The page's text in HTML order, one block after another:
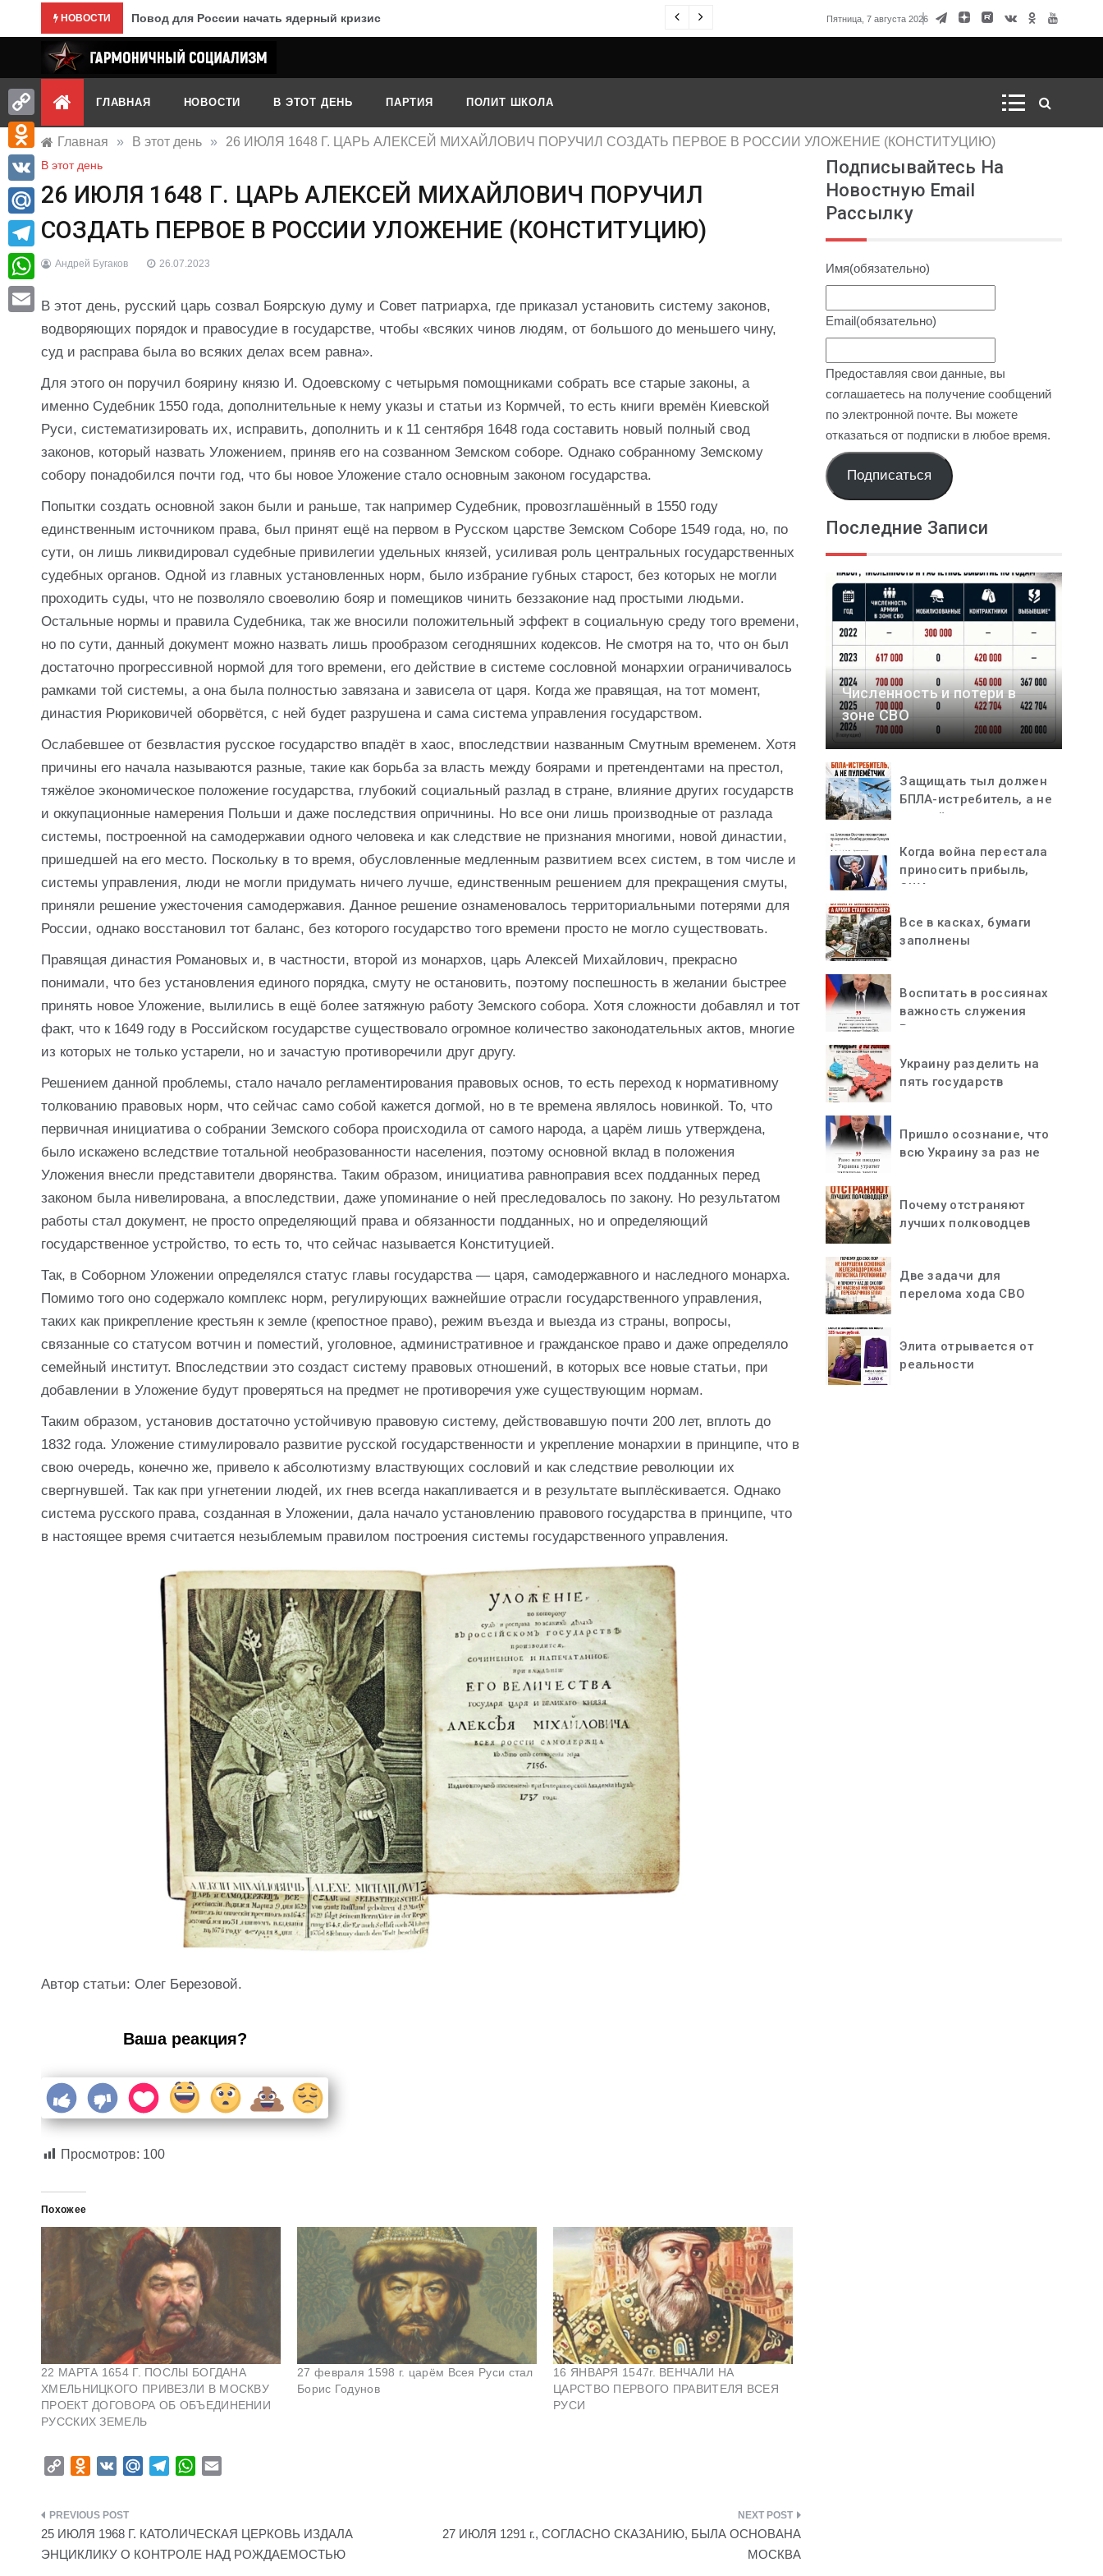
содержимому
НОВОСТИ Повод для России начать ядерный кризис Оговорка МатвиенкоПятница, 7 августа 2026
Гармоничный социализм
портал движения
ГЛАВНАЯ НОВОСТИ В ЭТОТ ДЕНЬ ПАРТИЯ ПОЛИТ ШКОЛА
Главная » В этот день » 26 ИЮЛЯ 1648 Г. ЦАРЬ АЛЕКСЕЙ МИХАЙЛОВИЧ ПОРУЧИЛ СОЗДАТЬ ПЕРВОЕ В РОССИИ УЛОЖЕНИЕ (КОНСТИТУЦИЮ)
В этот день
26 ИЮЛЯ 1648 Г. ЦАРЬ АЛЕКСЕЙ МИХАЙЛОВИЧ ПОРУЧИЛ
СОЗДАТЬ ПЕРВОЕ В РОССИИ УЛОЖЕНИЕ (КОНСТИТУЦИЮ)
Андрей Бугаков 26.07.2023
В этот день, русский царь созвал Боярскую думу и Совет патриарха, где приказал установить систему законов,
водворяющих порядок и правосудие в государстве, чтобы «всяких чинов людям, от большого до меньшего чину,
суд и расправа была во всяких делах всем равна».
Для этого он поручил боярину князю И. Одоевскому с четырьмя помощниками собрать все старые законы, а
именно Судебник 1550 года, дополнительные к нему указы и статьи из Кормчей, то есть книги времён Киевской
Руси, систематизировать их, исправить, дополнить и к 11 сентября 1648 года составить новый полный свод
законов, который назвать Уложением, приняв его на созванном Земском соборе. Однако собранному Земскому
собору понадобился почти год, что бы новое Уложение стало основным законом государства.
Попытки создать основной закон были и раньше, так например Судебник, провозглашённый в 1550 году
единственным источником права, был принят ещё на первом в Русском царстве Земском Соборе 1549 года, но, по
сути, он лишь ликвидировал судебные привилегии удельных князей, усиливая роль центральных государственных
судебных органов. Одной из главных установленных норм, было избрание губных старост, без которых не могли
проходить суды, что не позволяло своеволию бояр и помещиков чинить беззаконие над простыми людьми.
Остальные нормы и правила Судебника, так же вносили положительный эффект в социальную среду того времени,
но по сути, данный документ можно назвать лишь прообразом сегодняшних кодексов. Не смотря на то, что он был
достаточно прогрессивной нормой для того времени, его действие в системе сословной монархии ограничивалось
рамками той системы, а она была полностью завязана и зависела от царя. Когда же правящая, на тот момент,
династия Рюриковичей оборвётся, с ней будет разрушена и сама система управления государством.
Ослабевшее от безвластия русское государство впадёт в хаос, впоследствии названным Смутным временем. Хотя
причины его начала называются разные, такие как борьба за власть между боярами и претендентами на престол,
тяжёлое экономическое положение государства, глубокий социальный разлад в стране, влияние других государств
и оккупационные намерения Польши и даже последствия опричнины. Но все они лишь производные от разлада
системы, построенной на самодержавии одного человека и как следствие не признания многими, новой династии,
пришедшей на его место. Поскольку в то время, обусловленные медленным развитием всех систем, в том числе и
системы управления, люди не могли придумать ничего лучше, единственным решением для прекращения смуты,
приняли решение ужесточения самодержавия. Данное решение ознаменовалось территориальными потерями для
России, однако восстановил тот баланс, без которого государство того времени просто не могло существовать.
Правящая династия Романовых и, в частности, второй из монархов, царь Алексей Михайлович, прекрасно
понимали, что без установления единого порядка, смуту не остановить, поэтому поспешность в желании быстрее
принять новое Уложение, вылились в ещё более затяжную работу Земского собора. Хотя сложности добавлял и тот
факт, что к 1649 году в Российском государстве существовало огромное количество законодательных актов, многие
из которых не только устарели, но и зачастую противоречили друг другу.
Решением данной проблемы, стало начало регламентирования правовых основ, то есть переход к нормативному
толкованию правовых норм, что сейчас само собой кажется догмой, но в те времена являлось новинкой. То, что
первичная инициатива о собрании Земского собора происходила от самого народа, а царём лишь утверждена,
было искажено вследствие тотальной необразованности населения, поэтому основной вклад в положения
Уложения внесли представители дворянства. Таким образом, инициатива равноправия всех подданных перед
законом была нивелирована, а впоследствии, даже упоминание о ней преследовалось по закону. Но результатом
работы стал документ, не просто определяющий права и обязанности подданных, но и определяющий
государственное устройство, то есть то, что сейчас называется Конституцией.
Так, в Соборном Уложении определялся статус главы государства — царя, самодержавного и наследного монарха.
Помимо того оно содержало комплекс норм, регулирующих важнейшие отрасли государственного управления,
таких как прикрепление крестьян к земле (крепостное право), режим въезда и выезда из страны, вопросы,
связанные со статусом вотчин и поместий, уголовное, административное и гражданское право и даже определяло
семейный институт. Впоследствии это создаст систему правовых отношений, в которых все новые статьи, при
добавлении в Уложение будут проверяться на предмет не противоречия уже существующим нормам.
Таким образом, установив достаточно устойчивую правовую систему, действовавшую почти 200 лет, вплоть до
1832 года. Уложение стимулировало развитие русской государственности и укрепление монархии в принципе, что в
свою очередь, конечно же, привело к абсолютизму властвующих сословий и как следствие революции их
свергнувшей. Так как при угнетении людей, их гнев всегда накапливается и в результате выплёскивается. Однако
система русского права, созданная в Уложении, дала начало установлению правового государства в принципе, что
в настоящее время считается незыблемым правилом построения системы государственного управления.
Автор статьи: Олег Березовой.
Ваша реакция?
Просмотров: 100
Похожее
22 МАРТА 1654 Г. ПОСЛЫ БОГДАНА
ХМЕЛЬНИЦКОГО ПРИВЕЗЛИ В МОСКВУ
ПРОЕКТ ДОГОВОРА ОБ ОБЪЕДИНЕНИИ
РУССКИХ ЗЕМЕЛЬ
27 февраля 1598 г. царём Всея Руси стал
Борис Годунов
16 ЯНВАРЯ 1547г. ВЕНЧАЛИ НА
ЦАРСТВО ПЕРВОГО ПРАВИТЕЛЯ ВСЕЯ
РУСИ
i
M
W
Навигация
по
25 ИЮЛЯ 1968 Г. КАТОЛИЧЕСКАЯ ЦЕРКОВЬ ИЗДАЛА
ЭНЦИКЛИКУ O КОНТРОЛЕ НАД РОЖДАЕМОСТЬЮ
27 ИЮЛЯ 1291 г., СОГЛАСНО СКАЗАНИЮ, БЫЛА ОСНОВАНА
МОСКВА
Copy
Link
Odnoklassniki
VK
Mail.Ru
Telegram
WhatsApp
Подписывайтесь На
Новостную Email
Рассылку
Имя(обязательно)
Email(обязательно)
Предоставляя свои данные, вы
соглашаетесь на получение сообщений
по электронной почте. Вы можете
отказаться от подписки в любое время.
Подписаться
Последние Записи
Численность и потери в
зоне СВО
Защищать тыл должен
БПЛА-истребитель, а не
пулемётчик
Когда война перестала
приносить прибыль,
США остановились
Все в касках, бумаги
заполнены
Воспитать в россиянах
важность служения
Родине
Украину разделить на
пять государств
Пришло осознание, что
всю Украину за раз не
Почему отстраняют
лучших полководцев
Две задачи для
перелома хода СВО
Элита отрывается от
реальности